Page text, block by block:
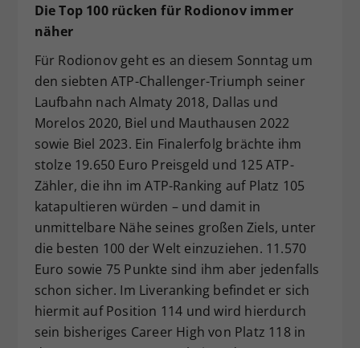
Die Top 100 rücken für Rodionov immer
näher
Für Rodionov geht es an diesem Sonntag um
den siebten ATP-Challenger-Triumph seiner
Laufbahn nach Almaty 2018, Dallas und
Morelos 2020, Biel und Mauthausen 2022
sowie Biel 2023. Ein Finalerfolg brächte ihm
stolze 19.650 Euro Preisgeld und 125 ATP-
Zähler, die ihn im ATP-Ranking auf Platz 105
katapultieren würden – und damit in
unmittelbare Nähe seines großen Ziels, unter
die besten 100 der Welt einzuziehen. 11.570
Euro sowie 75 Punkte sind ihm aber jedenfalls
schon sicher. Im Liveranking befindet er sich
hiermit auf Position 114 und wird hierdurch
sein bisheriges Career High von Platz 118 in